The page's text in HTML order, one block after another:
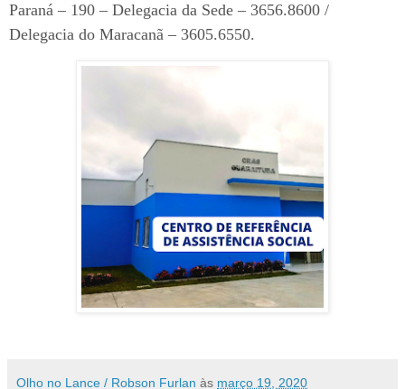
Paraná – 190 – Delegacia da Sede – 3656.8600 /
Delegacia do Maracanã – 3605.6550.
Olho no Lance / Robson Furlan às março 19, 2020